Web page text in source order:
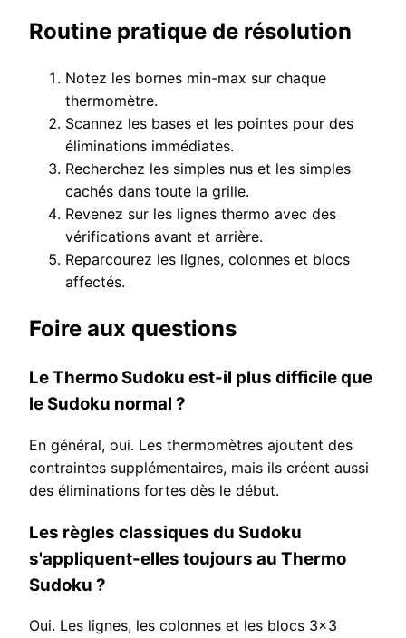
Routine pratique de résolution
Notez les bornes min-max sur chaque
thermomètre.
Scannez les bases et les pointes pour des
éliminations immédiates.
Recherchez les simples nus et les simples
cachés dans toute la grille.
Revenez sur les lignes thermo avec des
vérifications avant et arrière.
Reparcourez les lignes, colonnes et blocs
affectés.
Foire aux questions
Le Thermo Sudoku est-il plus difficile que
le Sudoku normal ?
En général, oui. Les thermomètres ajoutent des
contraintes supplémentaires, mais ils créent aussi
des éliminations fortes dès le début.
Les règles classiques du Sudoku
s'appliquent-elles toujours au Thermo
Sudoku ?
Oui. Les lignes, les colonnes et les blocs 3x3